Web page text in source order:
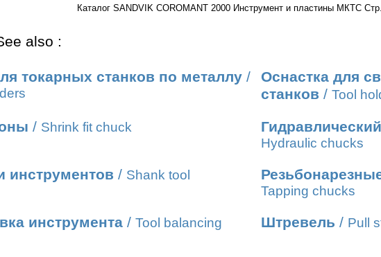
Каталог SANDVIK COROMANT 2000 Инструмент и пластины МКТС
also :
токарных станков по металлу /
Оснастка для
станков / Tool
/ Shrink fit chuck
Hydraulic chucks
инструментов / Shank tool
Tapping chucks
инструмента / Tool balancing Штревель / Pull